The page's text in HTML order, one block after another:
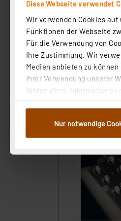
Diese Webseite verwendet
Wir verwenden Cookies
Funktionen der Webseite
Für die Verwendung von
Ihre Zustimmung. Wir
Medien anbieten zu
Ihrer Verwendung unserer
führen diese Informationen
Weiterverarbeitung für die
Abs.1a DSG-VO) zu. Eine
ganz oder teilweise
anpassen oder
Auswertung und Analyse
dazu führen, dass die
Nur notwendige